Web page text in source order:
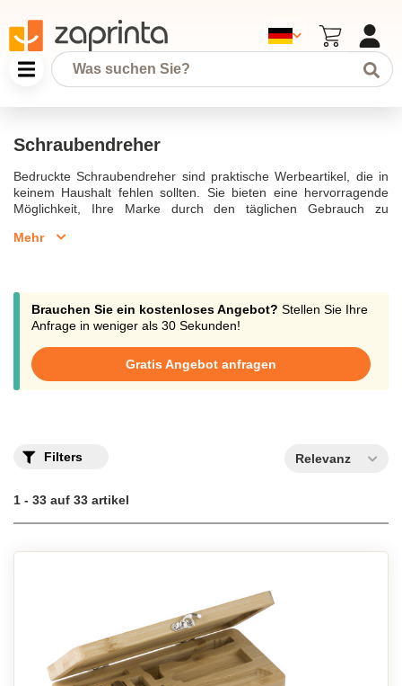
Schraubendreher
Bedruckte Schraubendreher sind praktische Werbeartikel, die in
keinem Haushalt fehlen sollten. Sie bieten eine hervorragende
Möglichkeit, Ihre Marke durch den täglichen Gebrauch zu
werden können.
Mehr
Brauchen Sie ein kostenloses Angebot? Stellen Sie Ihre
Anfrage in weniger als 30 Sekunden!
Gratis Angebot anfragen
Filters Relevanz
1 - 33 auf 33 artikel